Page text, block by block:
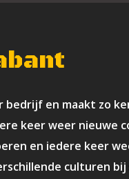
bedrijf en maakt zo
keer weer nieuwe
en iedere keer
culturen